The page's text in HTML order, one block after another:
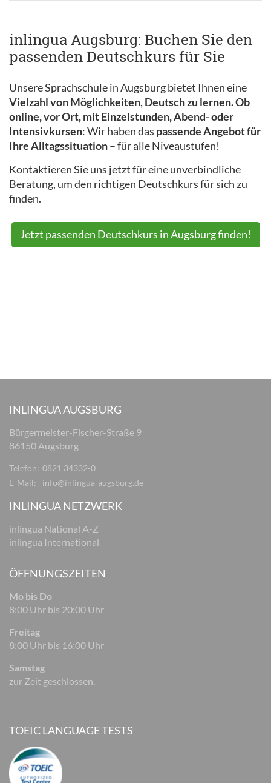
inlingua Augsburg: Buchen Sie den
passenden Deutschkurs für Sie
Unsere Sprachschule in Augsburg bietet Ihnen eine
Vielzahl von Möglichkeiten, Deutsch zu lernen. Ob
online, vor Ort, mit Einzelstunden, Abend- oder
Intensivkursen: Wir haben das passende Angebot für
Ihre Alltagssituation– für alle Niveaustufen!
Kontaktieren Sie uns jetzt für eine unverbindliche
Beratung, um den richtigen Deutschkurs für sich zu
finden.
Jetzt passenden Deutschkurs in Augsburg finden!
INLINGUA AUGSBURG
Bürgermeister-Fischer-Straße 9
86150 Augsburg
Telefon: 0821 34332-0
E-Mail:
info@inlingua-augsburg.de
INLINGUA NETZWERK
inlingua National A-Z
inlingua International
ÖFFNUNGSZEITEN
Mo bis Do
8:00 Uhr bis 20:00 Uhr
Freitag
8:00 Uhr bis 16:00 Uhr
Samstag
zur Zeit geschlossen.
TOEIC LANGUAGE TESTS